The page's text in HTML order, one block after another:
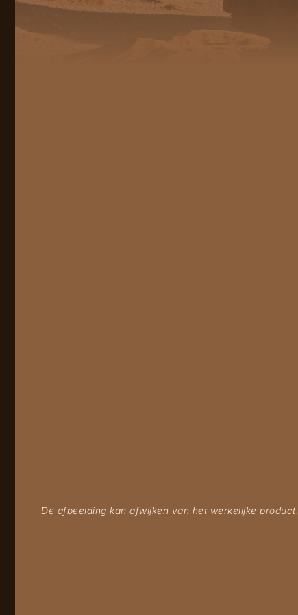
De afbeelding kan afwijken van het werkelijke product.